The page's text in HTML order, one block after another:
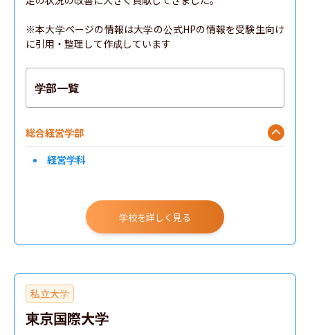
※本大学ページの情報は大学の公式HPの情報を受験生向け
に引用・整理して作成しています
学部一覧
総合経営学部
経営学科
学校を詳しく見る
私立大学
東京国際大学